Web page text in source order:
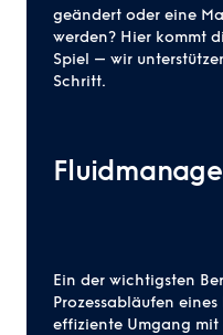
geändert oder eine
werden? Hier kommt
Spiel – wir
Schritt.
Ein der wichtigsten
Prozessabläufen
effiziente Umgang mit